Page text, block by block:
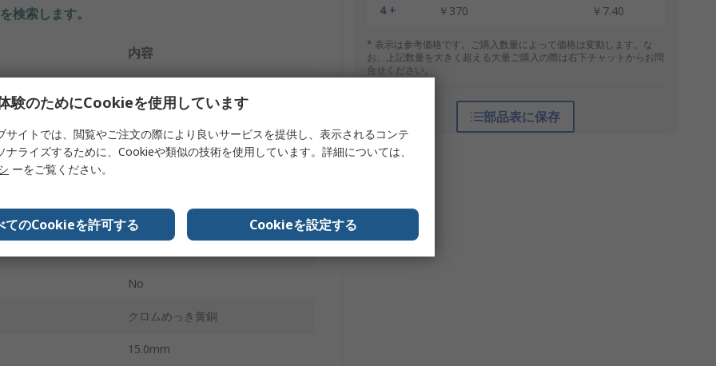
4 +
￥370 ￥7.40
* 表示は参考価格です。ご購入数量によって価格は変動します。な
お、上記数量を大きく超える大量ご購入の際は右下チャットからお問
合せください。
部品表に保存
検索します。
内容
なべ形
クロス
No
クロムめっき黄銅
15.0mm
験のためにCookieを使用しています
サイトでは、閲覧やご注文の際により良いサービスを提供し、表示されるコンテ
ナライズするために、Cookieや類似の技術を使用しています。詳細については、
ーをご覧ください。
てのCookieを許可する Cookieを設定する